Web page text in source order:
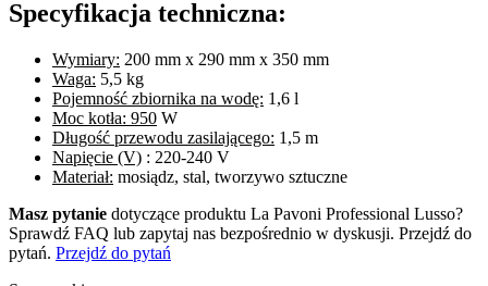
Specyfikacja techniczna:
Wymiary: 200 mm x 290 mm x 350 mm
Waga: 5,5 kg
Pojemność zbiornika na wodę: 1,6 l
Moc kotła: 950 W
Długość przewodu zasilającego: 1,5 m
Napięcie (V) : 220-240 V
Materiał: mosiądz, stal, tworzywo sztuczne
Masz pytanie dotyczące produktu La Pavoni Professional Lusso?
Sprawdź FAQ lub zapytaj nas bezpośrednio w dyskusji. Przejdź do
pytań. Przejdź do pytań